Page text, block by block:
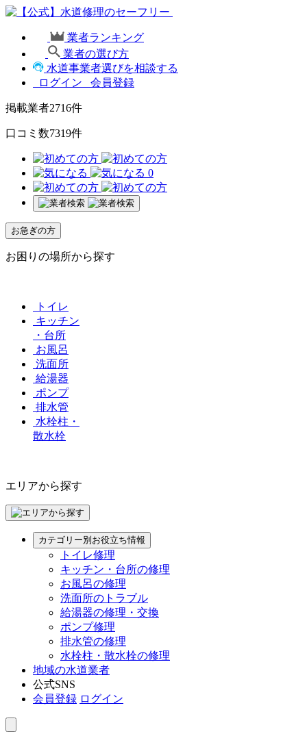
業者ランキング
業者の選び方
水道事業者選びを相談する
ログイン
会員登録
掲載業者2716件
口コミ数7319件
0
お急ぎの方
お困りの場所から探す
トイレ
キッチン
・台所
お風呂
洗面所
給湯器
ポンプ
排水管
水栓柱・
散水栓
エリアから探す
カテゴリー別お役立ち情報
トイレ修理
キッチン・台所の修理
お風呂の修理
洗面所のトラブル
給湯器の修理・交換
ポンプ修理
排水管の修理
水栓柱・散水栓の修理
地域の水道業者
公式SNS
会員登録 ログイン